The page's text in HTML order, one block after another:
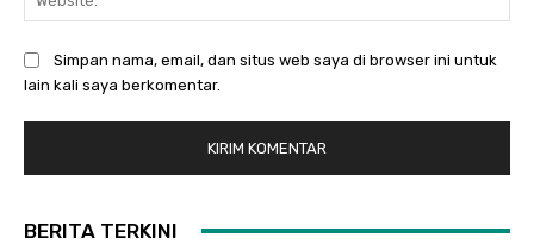
Simpan nama, email, dan situs web saya di browser ini untuk
lain kali saya berkomentar.
BERITA TERKINI